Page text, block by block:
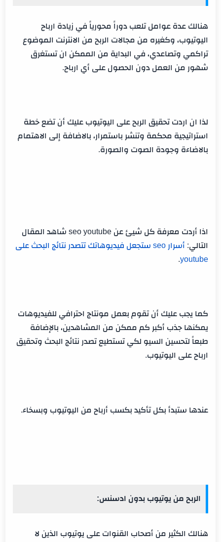
هنالك عدة عوامل تلعب دوراً محورياً في زيادة ارباح
اليوتيوب، وكغيره من مجالات الربح من الانترنت الموضوع
تراكمي وتصاعدي، في البداية من الممكن ان تستغرق
شهور من العمل دون الحصول على أي ارباح.
لذا ان اردت تحقيق الربح على اليوتيوب عليك أن تضع خطة
استراتيجية محكمة وتنشر باستمرار، بالاضافة إلى الاهتمام
بالاضاءة وجودة الصوت والصورة.
اذا أردت معرفة كل شيئ عن seo youtube شاهد المقال
التالي:
أسرار seo ستجعل فيديوهاتك تتصدر نتائج البحث على
youtube
.
كما يجب عليك أن تقوم بعمل مونتاج احترافي للفيديوهات
يمكنها جذب أكبر كم ممكن من المشاهدين، بالإضافة
طبعاً لتحسين السيو لكي تستطيع تصدر نتائج البحث وتحقيق
ارباح على اليوتيوب.
عندها ستبدأ بكل تأكيد بكسب أرباح من اليوتيوب وبسخاء.
الربح من يوتيوب بدون ادسنس:
هنالك الكثير من أصحاب القنوات على يوتيوب الذين لا